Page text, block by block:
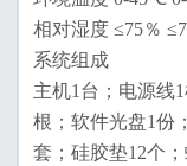
相对湿度 ≤75％
系统组成
主机1台；电源线
根；软件光盘1份
套；硅胶垫12个